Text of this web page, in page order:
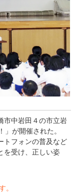
中岩田４の市立岩
が開催された。
トフォンの普及など
を受け、正しい姿
。